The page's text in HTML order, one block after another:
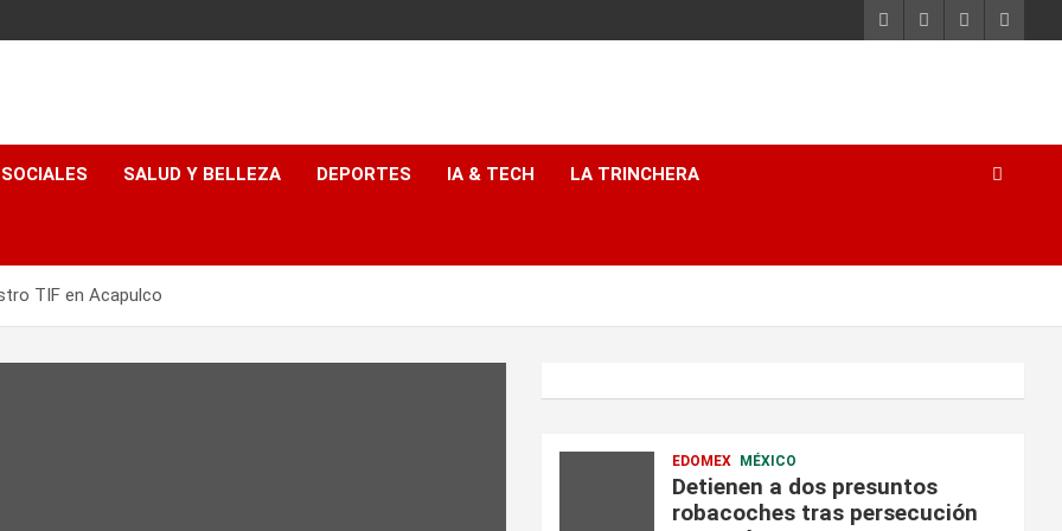
SALUD Y BELLEZA DEPORTES IA & TECH LA TRINCHERA
TIF en Acapulco
EDOMEX MÉXICO
Detienen a dos presuntos
robacoches tras persecución